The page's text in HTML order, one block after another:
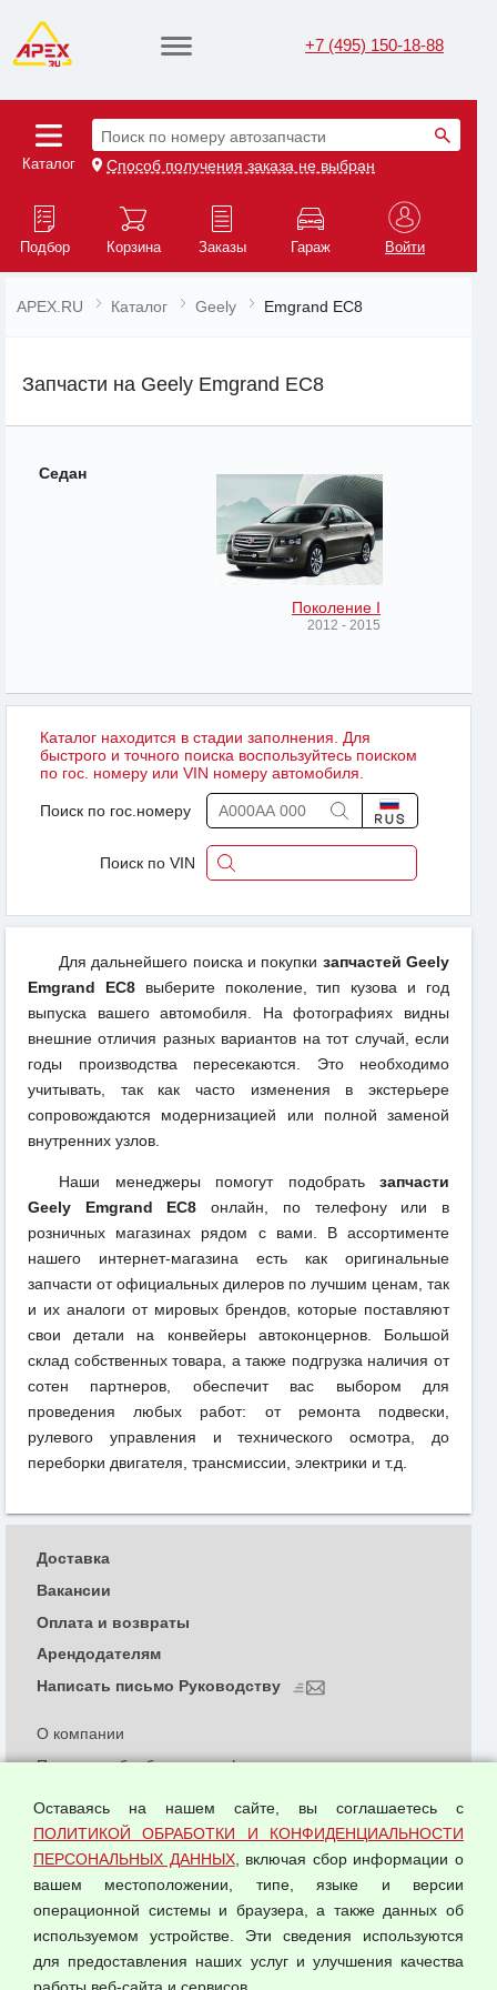
+7 (495) 150-18-88
Каталог
Поиск по номеру автозапчасти
Способ получения заказа не выбран
Подбор Корзина Заказы Гараж Войти
APEX.RU Каталог Geely Emgrand EC8
Запчасти на Geely Emgrand EC8
Седан
Поколение I
2012 - 2015
Каталог находится в стадии заполнения. Для
быстрого и точного поиска воспользуйтесь поиском
по гос. номеру или VIN номеру автомобиля.
Поиск по гос.номеру
Поиск по VIN
Для дальнейшего поиска и покупки запчастей Geely
Emgrand EC8выберите поколение, тип кузова и год
выпуска вашего автомобиля. На фотографиях видны
внешние отличия разных вариантов на тот случай, если
годы производства пересекаются. Это необходимо
учитывать, так как часто изменения в экстерьере
сопровождаются модернизацией или полной заменой
внутренних узлов.
Наши менеджеры помогут подобрать запчасти
Geely Emgrand EC8 онлайн, по телефону или в
розничных магазинах рядом с вами. В ассортименте
нашего интернет-магазина есть как оригинальные
запчасти от официальных дилеров по лучшим ценам, так
и их аналоги от мировых брендов, которые поставляют
свои детали на конвейеры автоконцернов. Большой
склад собственных товара, а также подгрузка наличия от
сотен партнеров, обеспечит вас выбором для
проведения любых работ: от ремонта подвески,
рулевого управления и технического осмотра, до
переборки двигателя, трансмиссии, электрики и т.д.
© 2026 ООО "Феникс"
О компании
Политика обработки и конфиденциальности
Согласием на обработку персональных данных
Оферта оптовой купли-продажи
Публичная оферта
Доставка
Вакансии
Оплата и возвраты
Арендодателям
Написать письмо Руководству
Оставаясь на нашем сайте, вы соглашаетесь с
ПОЛИТИКОЙ ОБРАБОТКИ И КОНФИДЕНЦИАЛЬНОСТИ
ПЕРСОНАЛЬНЫХ ДАННЫХ, включая сбор информации о
вашем местоположении, типе, языке и версии
операционной системы и браузера, а также данных об
используемом устройстве. Эти сведения используются
для предоставления наших услуг и улучшения качества